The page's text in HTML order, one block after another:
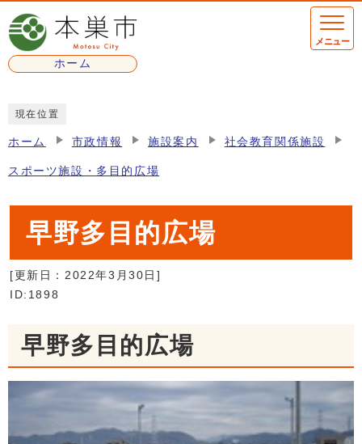
ページの先頭です
ホーム
メニュー
現在位置
ホーム 市政情報 施設案内 社会教育関係施設
スポーツ施設・多目的広場
早野多目的広場
[更新日： 2022年3月30日 ]
ID:1898
早野多目的広場